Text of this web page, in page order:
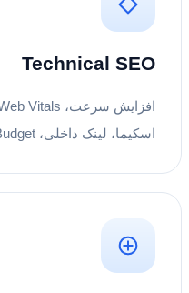
Technical SEO
اسکیما، لینک داخلی، Crawl Budget و بهینه‌سازی فنی.